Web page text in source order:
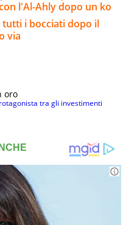
l'Al-Ahly dopo un ko
tutti i bocciati dopo il
via
oro
tra gli investimenti